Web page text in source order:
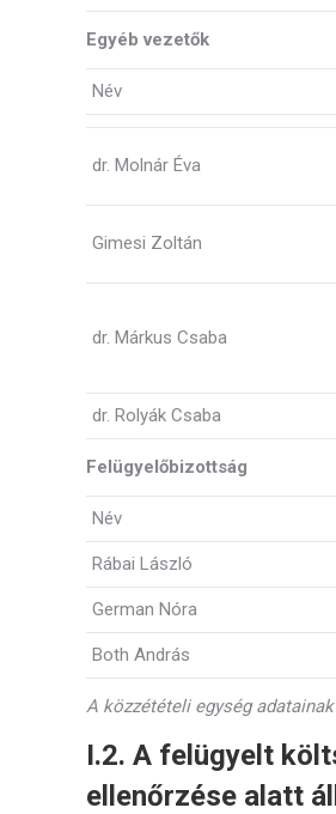
Egyéb vezetők
Név
dr. Molnár Éva
Gimesi Zoltán
dr. Márkus Csaba
dr. Rolyák Csaba
Felügyelőbizottság
Név
Rábai László
German Nóra
Both András
A közzétételi egység
I.2. A felügyelt
ellenőrzése alatt